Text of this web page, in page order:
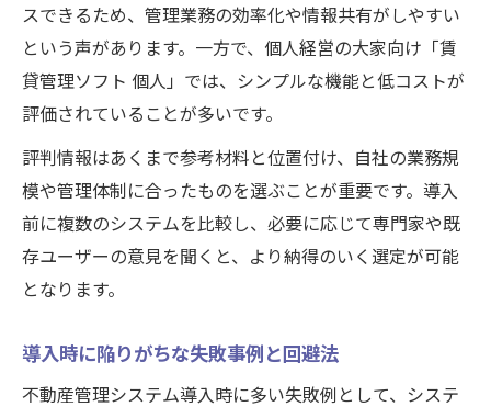
スできるため、管理業務の効率化や情報共有がしやすい
という声があります。一方で、個人経営の大家向け「賃
貸管理ソフト 個人」では、シンプルな機能と低コストが
評価されていることが多いです。
評判情報はあくまで参考材料と位置付け、自社の業務規
模や管理体制に合ったものを選ぶことが重要です。導入
前に複数のシステムを比較し、必要に応じて専門家や既
存ユーザーの意見を聞くと、より納得のいく選定が可能
となります。
導入時に陥りがちな失敗事例と回避法
不動産管理システム導入時に多い失敗例として、システ